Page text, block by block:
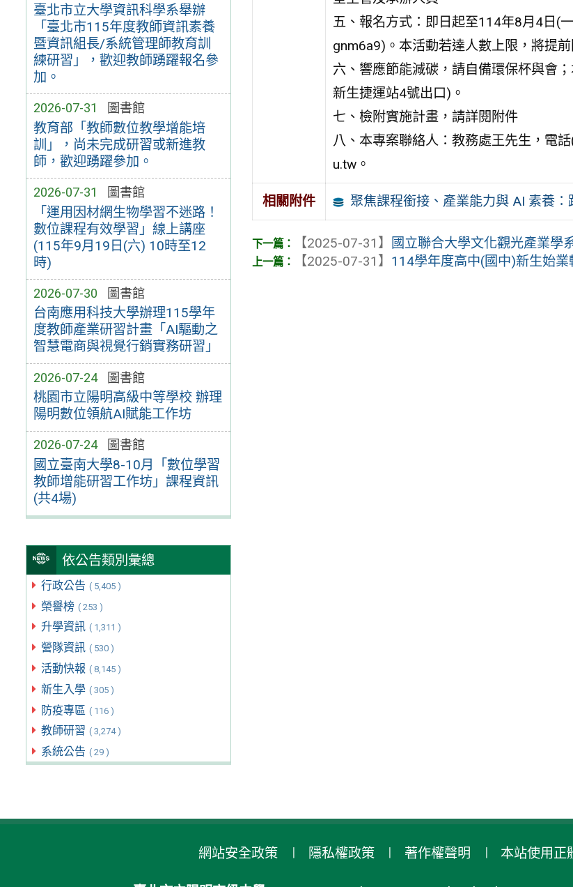
臺北市立大學資訊科學系舉辦
「臺北市115年度教師資訊素養
暨資訊組長/系統管理師教育訓
練研習」，歡迎教師踴躍報名參
加。
2026-07-31 圖書館
教育部「教師數位教學增能培
訓」，尚未完成研習或新進教
師，歡迎踴躍參加。
2026-07-31 圖書館
「運用因材網生物學習不迷路！
數位課程有效學習」線上講座
(115年9月19日(六) 10時至12
時)
2026-07-30 圖書館
台南應用科技大學辦理115學年
度教師產業研習計畫「AI驅動之
智慧電商與視覺行銷實務研習」
2026-07-24 圖書館
桃園市立陽明高級中等學校 辦理
陽明數位領航AI賦能工作坊
2026-07-24 圖書館
國立臺南大學8-10月「數位學習
教師增能研習工作坊」課程資訊
(共4場)
依公告類別彙總
行政公告 ( 5,405 )
榮譽榜 ( 253 )
升學資訊 ( 1,311 )
營隊資訊 ( 530 )
活動快報 ( 8,145 )
新生入學 ( 305 )
防疫專區 ( 116 )
教師研習 ( 3,274 )
系統公告 ( 29 )
五、報名方式：即日起至114年8月4日(
gnm6a9)。本活動若達人數上限，將提
六、響應節能減碳，請自備環保杯與會
新生捷運站4號出口)。
七、檢附實施計畫，請詳閱附件
八、本專案聯絡人：教務處王先生，電
u.tw。
相關附件 聚焦課程銜接、產業能力與 AI 素養
【2025-07-31】
國立聯合大學文化觀光產業學
【2025-07-31】 114學年度高中(國中)新生始
網站安全政策 隱私權政策 著作權聲明 本站使用正